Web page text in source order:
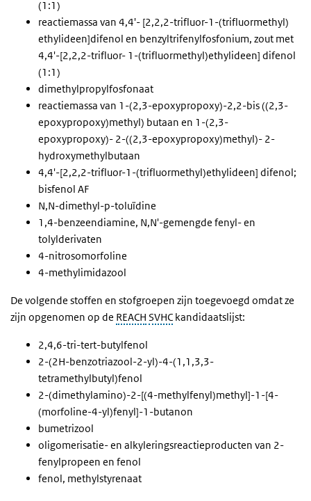
(1:1)
reactiemassa van 4,4'- [2,2,2-trifluor-1-(trifluormethyl)
ethylideen]difenol en benzyltrifenylfosfonium, zout met
4,4'-[2,2,2-trifluor- 1-(trifluormethyl)ethylideen] difenol
(1:1)
dimethylpropylfosfonaat
reactiemassa van 1-(2,3-epoxypropoxy)-2,2-bis ((2,3-
epoxypropoxy)methyl) butaan en 1-(2,3-
epoxypropoxy)- 2-((2,3-epoxypropoxy)methyl)- 2-
hydroxymethylbutaan
4,4'-[2,2,2-trifluor-1-(trifluormethyl)ethylideen] difenol;
bisfenol AF
N,N-dimethyl-p-toluïdine
1,4-benzeendiamine, N,N'-gemengde fenyl- en
tolylderivaten
4-nitrosomorfoline
4-methylimidazool
De volgende stoffen en stofgroepen zijn toegevoegd omdat ze
zijn opgenomen op de REACH SVHC kandidaatslijst:
2,4,6-tri-tert-butylfenol
2-(2H-benzotriazool-2-yl)-4-(1,1,3,3-
tetramethylbutyl)fenol
2-(dimethylamino)-2-[(4-methylfenyl)methyl]-1-[4-
(morfoline-4-yl)fenyl]-1-butanon
bumetrizool
oligomerisatie- en alkyleringsreactieproducten van 2-
fenylpropeen en fenol
fenol, methylstyrenaat